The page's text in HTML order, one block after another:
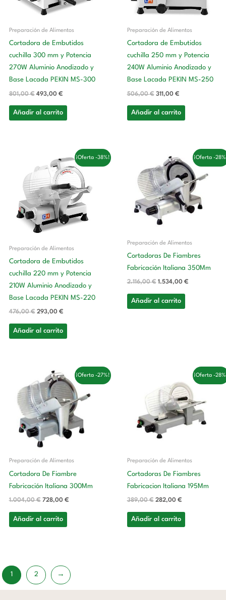
Preparación de Alimentos
Cortadora de Embutidos
cuchilla 300 mm y Potencia
270W Aluminio Anodizado y
Base Lacada PEKIN MS-300
801,00€ 493,00 €
Añadir al carrito
Preparación de Alimentos
Cortadora de Embutidos
cuchilla 250 mm y Potencia
240W Aluminio Anodizado y
Base Lacada PEKIN MS-250
506,00€ 311,00 €
Añadir al carrito
¡Oferta -38%!
Preparación de Alimentos
Cortadora de Embutidos
cuchilla 220 mm y Potencia
210W Aluminio Anodizado y
Base Lacada PEKIN MS-220
476,00€
precio
original
era:
476,00 €.
293,00 €
precio
actual
293,00 €.
Añadir al carrito
¡Oferta -
Preparación de Alimentos
Cortadoras De Fiambres
Fabricación Italiana 350Mm
2.116,00€
precio
original
era:
2.116,00 €.
1.534,00 €
El
precio
actual
es:
1.534,00 €.
Añadir al carrito
¡Oferta -27%!
Preparación de Alimentos
Cortadora De Fiambre
Fabricación Italiana 300Mm
1.004,00€
precio
original
era:
1.004,00 €.
728,00 €
precio
actual
es:
728,00 €.
Añadir al carrito
¡Oferta -
Preparación de Alimentos
Cortadoras De Fiambres
Fabricacion Italiana 195Mm
389,00€
original
389,00 €.
282,00 €
precio
actual
es:
282,00 €.
Añadir al carrito
1 2 →